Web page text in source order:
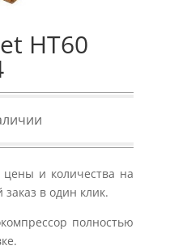
HT60
цены и количества на
в один клик.
полностью